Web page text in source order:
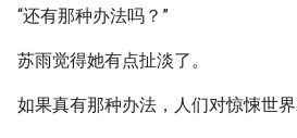
“还有那种办法吗？”
苏雨觉得她有点扯淡了。
如果真有那种办法，人们对惊悚世界